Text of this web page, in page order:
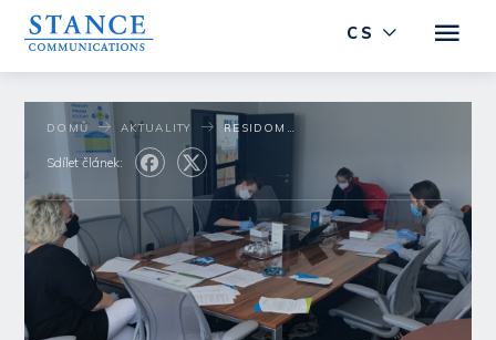
CS
DOMŮ AKTUALITY
Sdílet článek: